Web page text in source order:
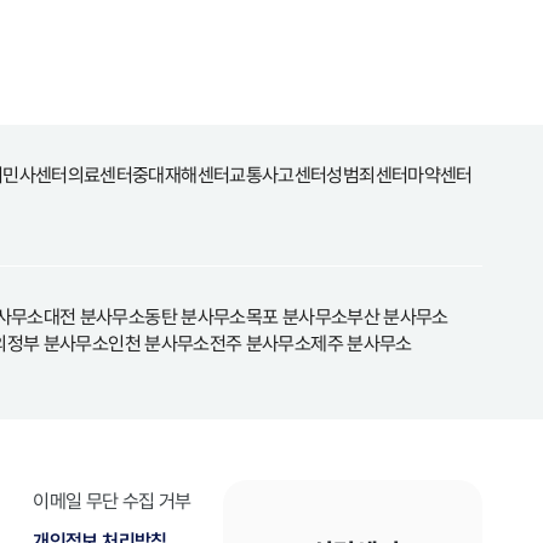
민사센터의료센터중대재해센터교통사고센터성범죄센터마약센터
무소대전 분사무소동탄 분사무소목포 분사무소부산 분사무소
정부 분사무소인천 분사무소전주 분사무소제주 분사무소
이메일 무단 수집 거부